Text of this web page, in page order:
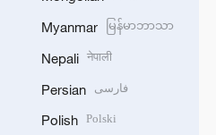
Myanmar မြန်မာဘာသာ
Nepali नेपाली
Persian فارسی
Polish Polski